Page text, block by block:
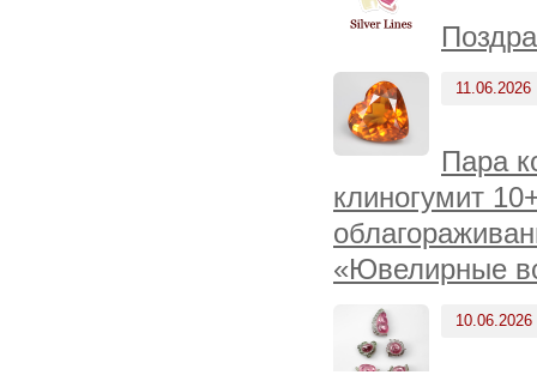
11.06.2026
Пара
клиногумит
«Ювелирные
10.06.2026